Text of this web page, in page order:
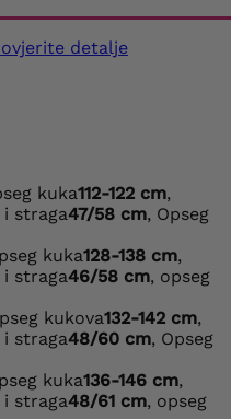
detalje
kuka112-122 cm,
straga47/58 cm, Opseg
kuka128-138 cm,
straga46/58 cm, opseg
kukova132-142 cm,
straga48/60 cm, Opseg
kuka136-146 cm,
straga48/61 cm, opseg